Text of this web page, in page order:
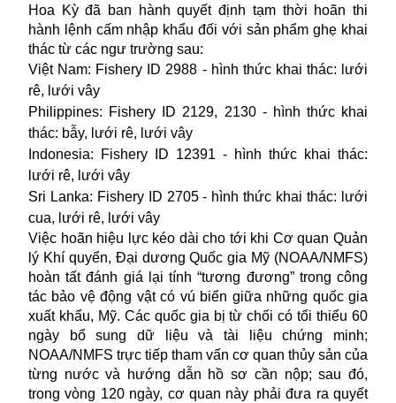
Hoa Kỳ đã ban hành quyết định tạm thời hoãn thi
hành lệnh cấm nhập khẩu đối với sản phẩm ghẹ khai
thác từ các ngư trường sau:
Việt Nam: Fishery ID 2988 - hình thức khai thác: lưới
rê, lưới vây
Philippines: Fishery ID 2129, 2130 - hình thức khai
thác: bẫy, lưới rê, lưới vây
Indonesia: Fishery ID 12391 - hình thức khai thác:
lưới rê, lưới vây
Sri Lanka: Fishery ID 2705 - hình thức khai thác: lưới
cua, lưới rê, lưới vây
Việc hoãn hiệu lực kéo dài cho tới khi Cơ quan Quản
lý Khí quyển, Đại dương Quốc gia Mỹ (NOAA/NMFS)
hoàn tất đánh giá lại tính “tương đương” trong công
tác bảo vệ động vật có vú biển giữa những quốc gia
xuất khẩu, Mỹ. Các quốc gia bị từ chối có tối thiểu 60
ngày bổ sung dữ liệu và tài liệu chứng minh;
NOAA/NMFS trực tiếp tham vấn cơ quan thủy sản của
từng nước và hướng dẫn hồ sơ cần nộp; sau đó,
trong vòng 120 ngày, cơ quan này phải đưa ra quyết